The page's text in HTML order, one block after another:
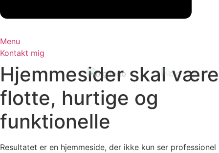
Menu
Kontakt mig
Hjemmesider skal være
flotte, hurtige og
funktionelle
Resultatet er en hjemmeside, der ikke kun ser professionel